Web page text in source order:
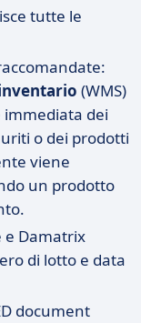
tutte le
(WMS)
dei
o dei prodotti
viene
un prodotto
e Damatrix
di lotto e data
document